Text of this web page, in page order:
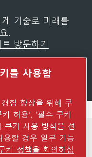
기술로 미래를
.
방문하기
를 사용합
험 향상을 위해 쿠
허용’, ‘필수 쿠키
쿠키 사용 방식을 선
용할 경우 일부 기능
키 정책을 확인하십